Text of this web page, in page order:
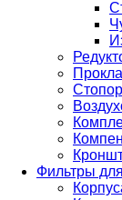
Фильтры